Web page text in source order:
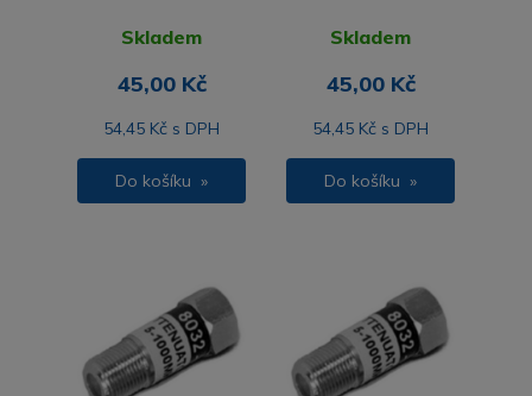
Skladem
45,00 Kč
54,45 Kč s DPH
Do košíku »
Skladem
45,00 Kč
54,45 Kč s DPH
Do košíku »